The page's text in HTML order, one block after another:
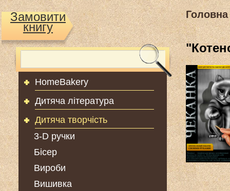
Замовити
книгу
HomeBakery
Дитяча література
Дитяча творчість
3-D ручки
Бісер
Вироби
Вишивка
Головна